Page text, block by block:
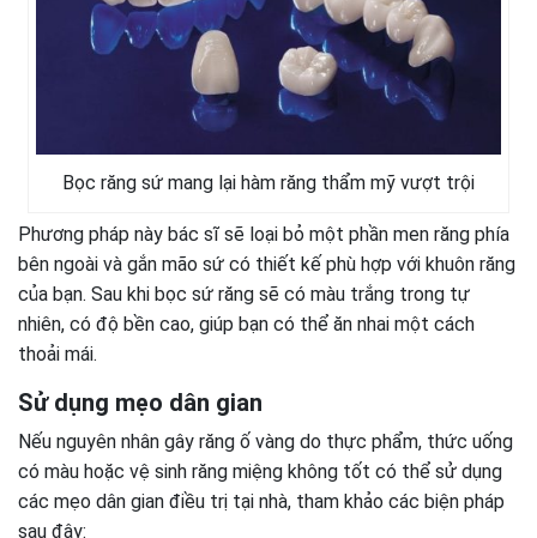
Bọc răng sứ mang lại hàm răng thẩm mỹ vượt trội
Phương pháp này bác sĩ sẽ loại bỏ một phần men răng phía
bên ngoài và gắn mão sứ có thiết kế phù hợp với khuôn răng
của bạn. Sau khi bọc sứ răng sẽ có màu trắng trong tự
nhiên, có độ bền cao, giúp bạn có thể ăn nhai một cách
thoải mái.
Sử dụng mẹo dân gian
Nếu nguyên nhân gây răng ố vàng do thực phẩm, thức uống
có màu hoặc vệ sinh răng miệng không tốt có thể sử dụng
các mẹo dân gian điều trị tại nhà, tham khảo các biện pháp
sau đây: